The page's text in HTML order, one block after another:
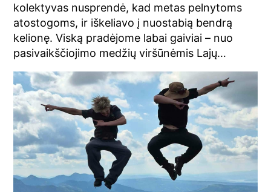
kolektyvas nusprendė, kad metas pelnytoms
atostogoms, ir iškeliavo į nuostabią bendrą
kelionę. Viską pradėjome labai gaiviai – nuo
pasivaikščiojimo medžių viršūnėmis Lajų…